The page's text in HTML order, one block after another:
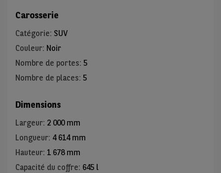
Carosserie
Catégorie: SUV
Couleur: Noir
Nombre de portes: 5
Nombre de places: 5
Dimensions
Largeur: 2 000 mm
Longueur: 4 614 mm
Hauteur: 1 678 mm
Capacité du coffre: 645 l